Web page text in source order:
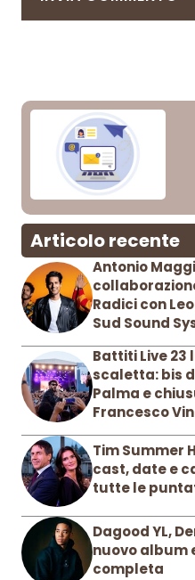
Articolo recente
Antonio
Radici con
Sud Sound
Battiti Live 23
scaletta: bis
Palma e
Francesco
Tim Summer
cast, date e
tutte le
Dagood YL,
nuovo album
completa